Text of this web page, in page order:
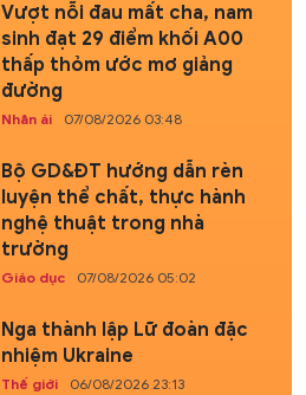
Vượt nỗi đau mất cha, nam
sinh đạt 29 điểm khối A00
thấp thỏm ước mơ giảng
đường
Nhân ái 07/08/2026 03:48
Bộ GD&ĐT hướng dẫn rèn
luyện thể chất, thực hành
nghệ thuật trong nhà
trường
Giáo dục 07/08/2026 05:02
Nga thành lập Lữ đoàn đặc
nhiệm Ukraine
Thế giới 06/08/2026 23:13